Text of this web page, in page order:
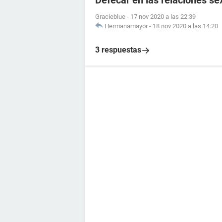
Gracieblue - 17 nov 2020 a las 22:39
Hermanamayor - 18 nov 2020 a las 14:20
3 respuestas